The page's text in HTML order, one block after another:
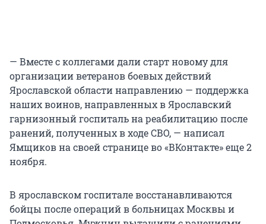
— Вместе с коллегами дали старт новому для
организации ветеранов боевых действий
Ярославской области направлению — поддержка
наших воинов, направленных в Ярославский
гарнизонный госпиталь на реабилитацию после
ранений, полученных в ходе СВО, — написал
Ямщиков на своей странице во «ВКонтакте» еще 2
ноября.
В ярославском госпитале восстанавливаются
бойцы после операций в больницах Москвы и